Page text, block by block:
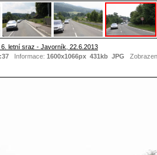
letní sraz - Javorník, 22.6.2013
Informace: 1600x1066px 431kb JPG